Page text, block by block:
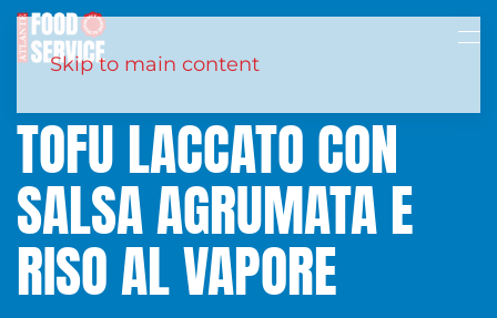
Skip to main content
TOFU LACCATO CON
SALSA AGRUMATA E
RISO AL VAPORE